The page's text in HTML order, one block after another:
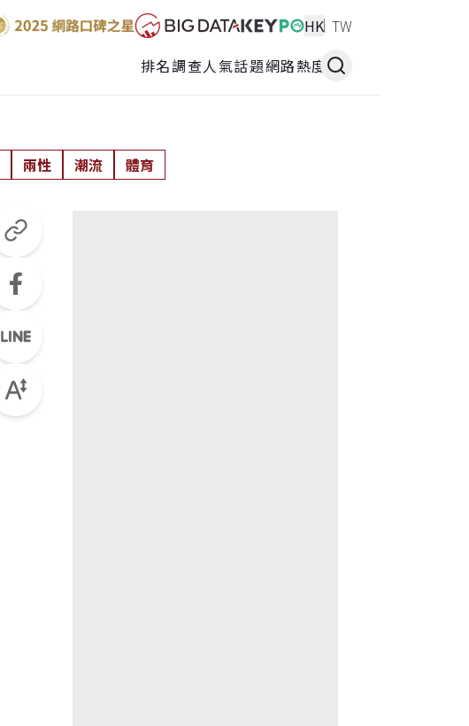
HK TW
排名調查人氣話題網路熱度
兩性 潮流 體育